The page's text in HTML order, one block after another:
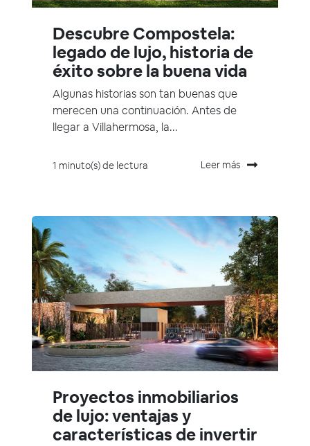
Descubre Compostela:
legado de lujo, historia de
éxito sobre la buena vida
Algunas historias son tan buenas que
merecen una continuación. Antes de
llegar a Villahermosa, la...
1 minuto(s) de lectura Leer más
Proyectos inmobiliarios
de lujo: ventajas y
características de invertir